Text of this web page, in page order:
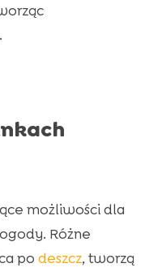
możliwości dla
Różne
po deszcz, tworzą